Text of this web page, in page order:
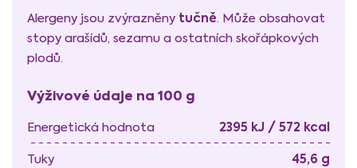
Alergeny jsou zvýrazněny tučně. Může obsahovat
stopy arašídů, sezamu a ostatních skořápkových
plodů.
Výživové údaje na 100 g
Energetická hodnota 2395 kJ / 572 kcal
Tuky 45,6 g